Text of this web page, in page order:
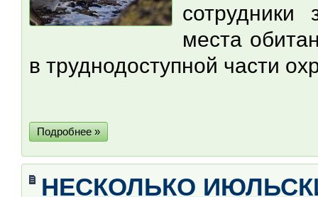
сотрудники
места
в труднодоступной части
Подробнее »
НЕСКОЛЬКО